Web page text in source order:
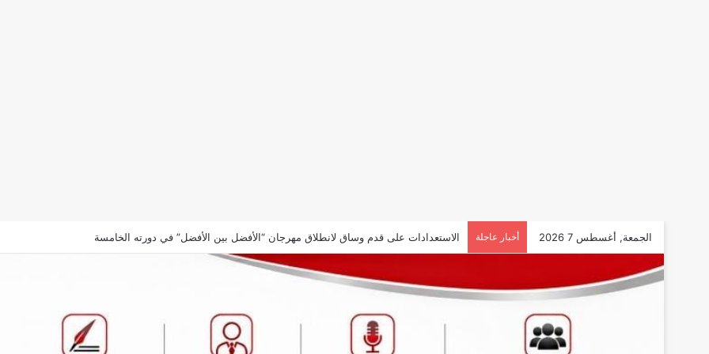
الجمعة, أغسطس 7 2026 أخبار عاجلة الاستعدادات على قدم وساق لانطلاق مهرجان “الأفضل بين الأفضل” في دورته الخامسة